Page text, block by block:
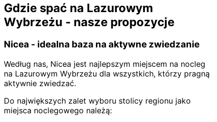
Gdzie spać na Lazurowym
Wybrzeżu - nasze propozycje
Nicea - idealna baza na aktywne zwiedzanie
Według nas, Nicea jest najlepszym miejscem na nocleg
na Lazurowym Wybrzeżu dla wszystkich, którzy pragną
aktywnie zwiedzać.
Do największych zalet wyboru stolicy regionu jako
miejsca noclegowego należą: